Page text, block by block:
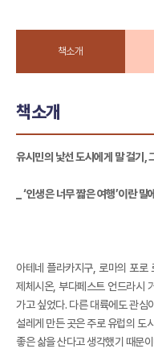
책소개
책소개
유시민의 낯선 도시에게 말 걸기,
_ ‘인생은 너무 짧은 여행’이란
아테네 플라카지구, 로마의 포로
제체시온, 부다페스트 언드라시
가고 싶었다. 다른 대륙에도 관심
설레게 만든 곳은 주로 유럽의 도
좋은 삶을 산다고 생각했기 때문